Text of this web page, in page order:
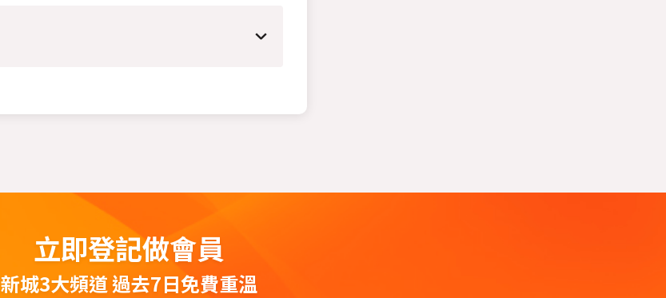
立即登記做會員
新城3大頻道 過去7日免費重溫